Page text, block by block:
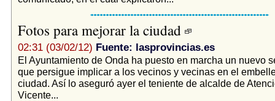
Fotos para mejorar la ciudad
02:31 (03/02/12) Fuente: lasprovincias.es
El Ayuntamiento de Onda ha puesto en marcha un nuevo
que persigue implicar a los vecinos y vecinas en el
ciudad. Así lo aseguró ayer el teniente de alcalde de
Vicente...